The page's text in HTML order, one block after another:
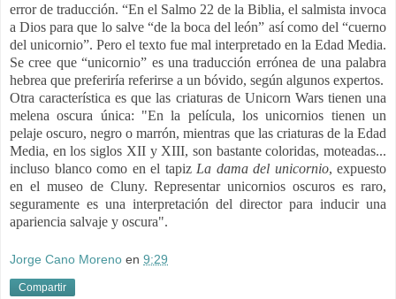
error de traducción. “En el Salmo 22 de la Biblia, el salmista invoca
a Dios para que lo salve “de la boca del león” así como del “cuerno
del unicornio”. Pero el texto fue mal interpretado en la Edad Media.
Se cree que “unicornio” es una traducción errónea de una palabra
hebrea que preferiría referirse a un bóvido, según algunos expertos.
Otra característica es que las criaturas de Unicorn Wars tienen una
melena oscura única: "En la película, los unicornios tienen un
pelaje oscuro, negro o marrón, mientras que las criaturas de la Edad
Media, en los siglos XII y XIII, son bastante coloridas, moteadas...
incluso blanco como en el tapiz La dama del unicornio, expuesto
en el museo de Cluny. Representar unicornios oscuros es raro,
seguramente es una interpretación del director para inducir una
apariencia salvaje y oscura".
Jorge Cano Moreno en 9:29
Compartir